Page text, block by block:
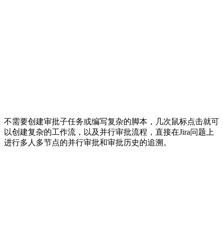
不需要创建审批子任务或编写复杂的脚本，几次鼠标点击就可
以创建复杂的工作流，以及并行审批流程，直接在Jira问题上
进行多人多节点的并行审批和审批历史的追溯。